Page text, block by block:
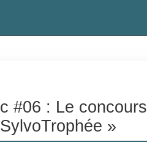
#06 : Le concours
»